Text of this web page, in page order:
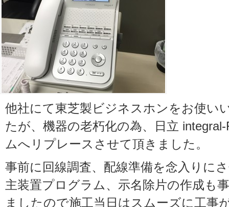
他社にて東芝製ビジネスホンをお使い
たが、機器の老朽化の為、日立
ムへリプレースさせて頂きました。
事前に回線調査、配線準備を念入りに
主装置プログラム、示名除片の作成も
ましたので施工当日はスムーズに工事